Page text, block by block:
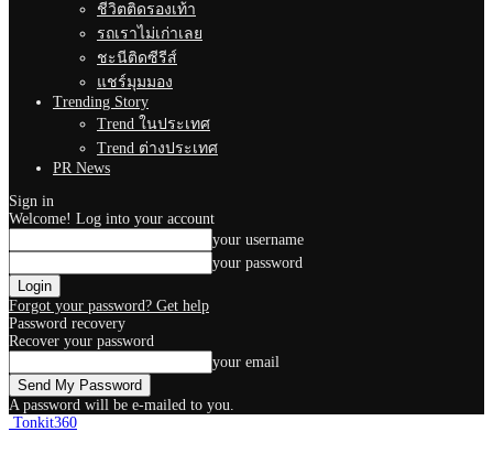
ชีวิตติดรองเท้า
รถเราไม่เก่าเลย
ชะนีติดซีรีส์
แชร์มุมมอง
Trending Story
Trend ในประเทศ
Trend ต่างประเทศ
PR News
Sign in
Welcome! Log into your account
your username
your password
Forgot your password? Get help
Password recovery
Recover your password
your email
A password will be e-mailed to you.
Tonkit360